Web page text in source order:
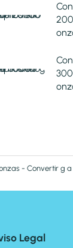
- Convertir g a
Legal